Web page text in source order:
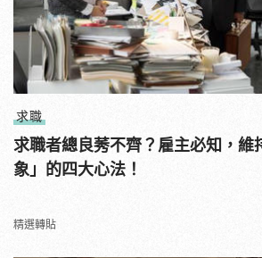
求職
求職者總良莠不齊？雇主必知，維
象」的四大心法！
精選轉貼